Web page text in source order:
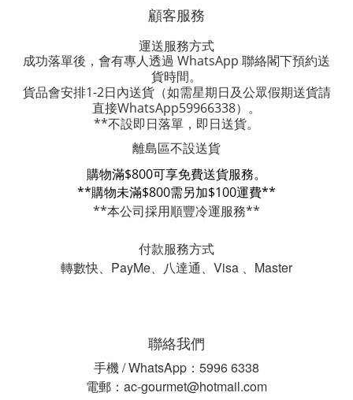
顧客服務
運送服務方式
成功落單後，會有專人透過 WhatsApp 聯絡閣下預約送
貨時間。
貨品會安排1-2日內送貨（如需星期日及公眾假期送貨請
直接WhatsApp59966338）。
**不設即日落單，即日送貨。
離島區不設送貨
購物滿$800可享免費送貨服務。
**購物未滿$800需另加$100運費**
**本公司採用順豐冷運服務**
付款服務方式
轉數快、PayMe、八達通、Visa 、Master
聯絡我們
手機 / WhatsApp：5996 6338
電郵：ac-gourmet@hotmail.com